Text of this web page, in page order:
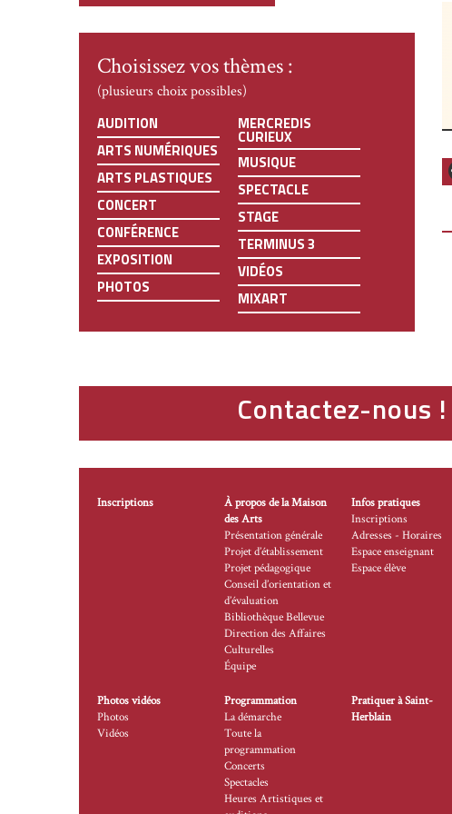
Choisissez vos thèmes :
(plusieurs choix possibles)
AUDITION
ARTS NUMÉRIQUES
ARTS PLASTIQUES
CONCERT
CONFÉRENCE
EXPOSITION
PHOTOS
MERCREDIS
CURIEUX
MUSIQUE
SPECTACLE
STAGE
TERMINUS 3
VIDÉOS
MIXART
Contactez-nous !
Inscriptions
À propos de la Maison
des Arts
Présentation générale
Projet d’établissement
Projet pédagogique
Conseil d’orientation et
d’évaluation
Bibliothèque Bellevue
Direction des Affaires
Culturelles
Équipe
Infos pratiques
Inscriptions
Adresses - Horaires
Espace enseignant
Espace élève
Photos vidéos
Photos
Vidéos
Programmation
La démarche
Toute la
programmation
Concerts
Spectacles
Heures Artistiques et
Pratiquer à Saint-
Herblain